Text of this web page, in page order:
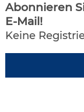
Abonnieren
E-Mail!
Keine